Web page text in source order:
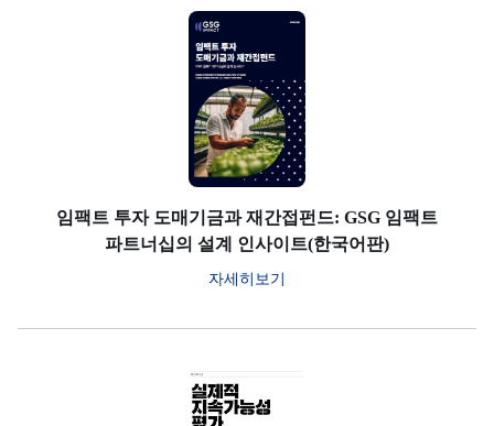
임팩트 투자 도매기금과 재간접펀드: GSG 임팩트
파트너십의 설계 인사이트(한국어판)
자세히보기